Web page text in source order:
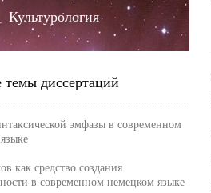
Культурология
диссертаций
эмфазы в современном
как средство создания
в современном немецком языке